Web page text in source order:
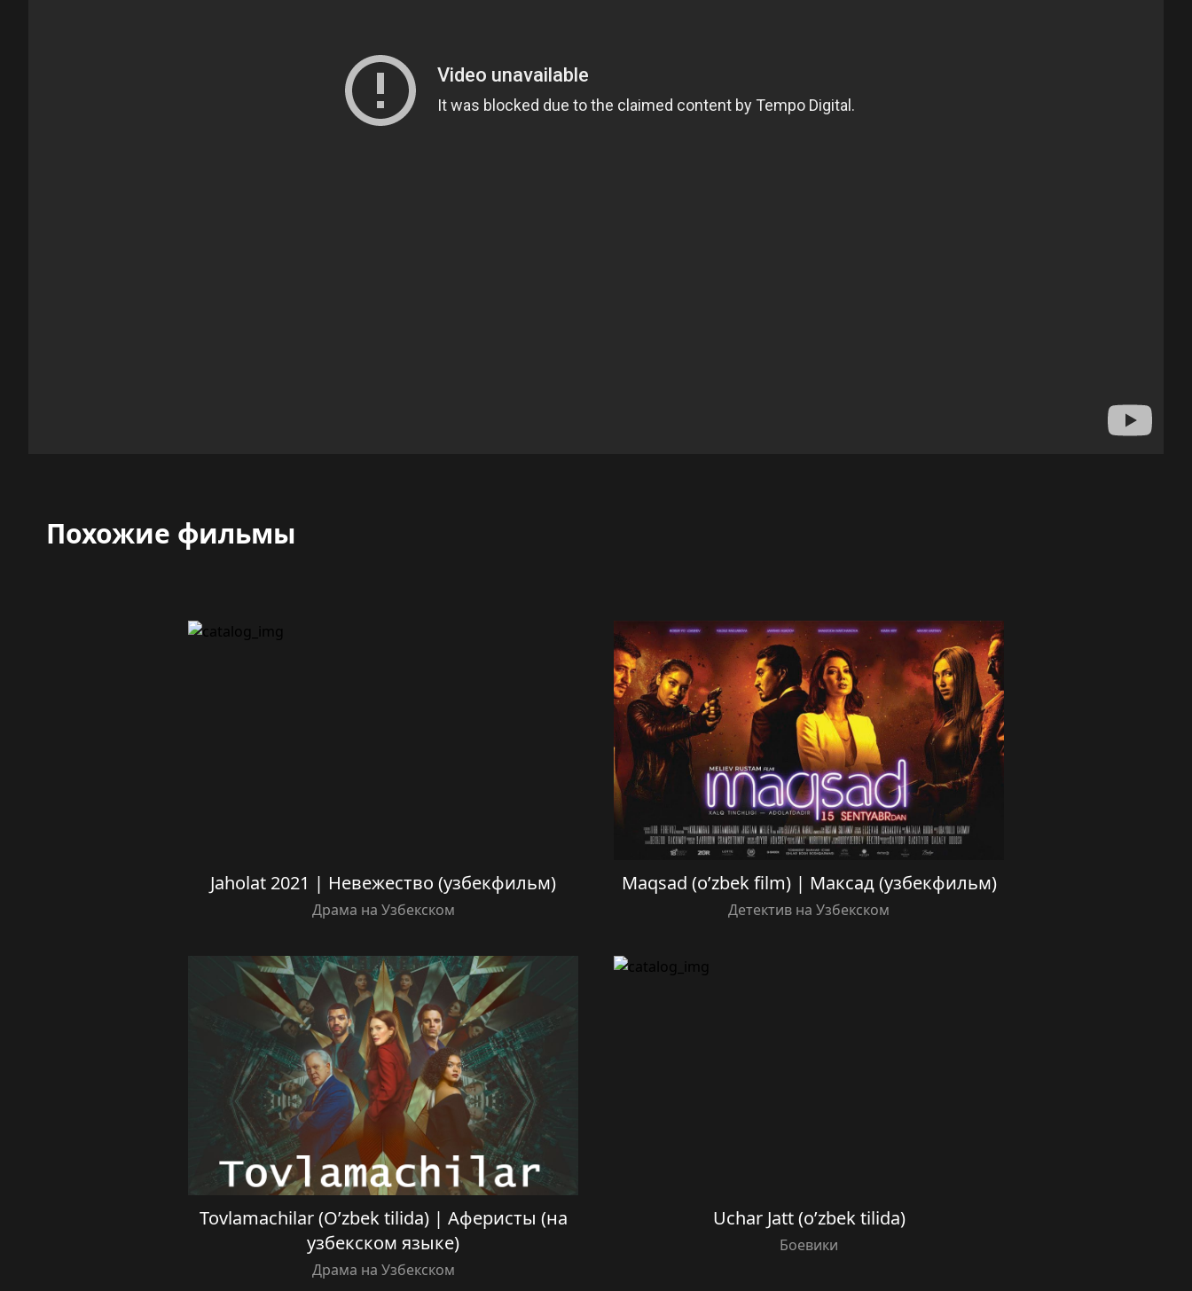
Похожие фильмы
Jaholat 2021 | Невежество (узбекфильм)
Драма на Узбекском
Maqsad (o’zbek film) | Максад (узбекфильм)
Детектив на Узбекском
Tovlamachilar (O’zbek tilida) | Аферисты (на
узбекском языке)
Драма на Узбекском
Uchar Jatt (o’zbek tilida)
Боевики